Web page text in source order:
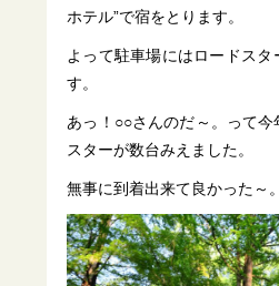
ホテル”で宿をとります。
よって駐車場にはロードスタ
す。
あっ！○○さんのだ～。って今
スターが数台みえました。
無事に到着出来て良かった～。